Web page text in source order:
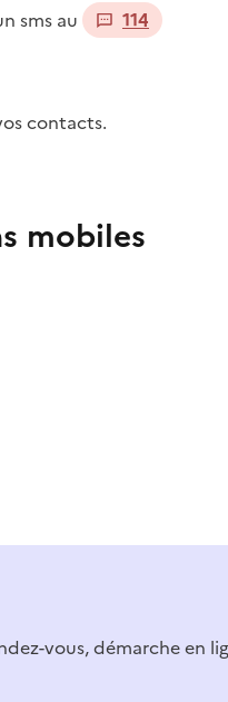
sms au
114
contacts.
mobiles
vous, démarche en